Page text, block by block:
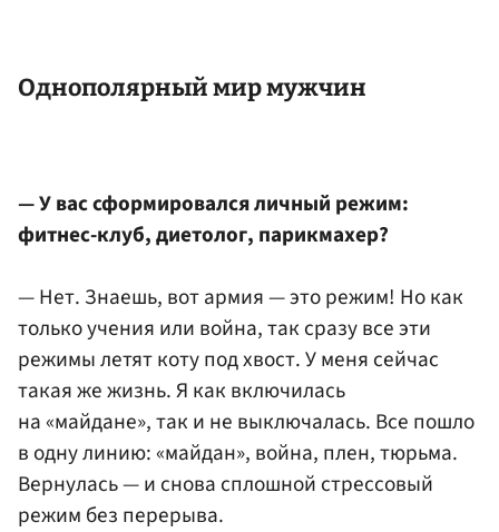
Однополярный мир мужчин
— У вас сформировался личный режим:
фитнес-клуб, диетолог, парикмахер?
— Нет. Знаешь, вот армия — это режим! Но как
только учения или война, так сразу все эти
режимы летят коту под хвост. У меня сейчас
такая же жизнь. Я как включилась
на «майдане», так и не выключалась. Все пошло
в одну линию: «майдан», война, плен, тюрьма.
Вернулась — и снова сплошной стрессовый
режим без перерыва.